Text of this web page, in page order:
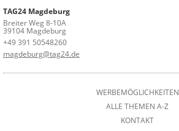
TAG24 Magdeburg
Breiter Weg 8-10A
39104 Magdeburg
+49 391 50548260
magdeburg@tag24.de
WERBEMÖGLICHKEITEN
ALLE THEMEN A-Z
KONTAKT